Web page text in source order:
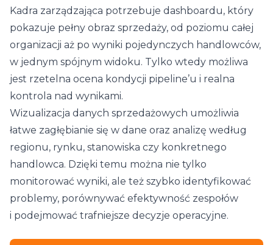
Kadra zarządzająca potrzebuje dashboardu, który
pokazuje pełny obraz sprzedaży, od poziomu całej
organizacji aż po wyniki pojedynczych handlowców,
w jednym spójnym widoku. Tylko wtedy możliwa
jest rzetelna ocena kondycji pipeline’u i realna
kontrola nad wynikami.
Wizualizacja danych sprzedażowych umożliwia
łatwe zagłębianie się w dane oraz analizę według
regionu, rynku, stanowiska czy konkretnego
handlowca. Dzięki temu można nie tylko
monitorować wyniki, ale też szybko identyfikować
problemy, porównywać efektywność zespołów
i podejmować trafniejsze decyzje operacyjne.